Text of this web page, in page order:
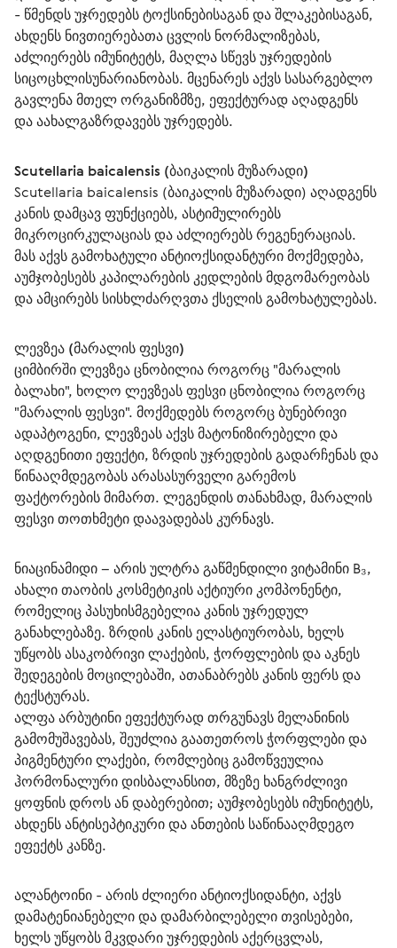
- წმენდს უჯრედებს ტოქსინებისაგან და შლაკებისაგან,
ახდენს ნივთიერებათა ცვლის ნორმალიზებას,
აძლიერებს იმუნიტეტს, მაღლა სწევს უჯრედების
სიცოცხლისუნარიანობას. მცენარეს აქვს სასარგებლო
გავლენა მთელ ორგანიზმზე, ეფექტურად აღადგენს
და აახალგაზრდავებს უჯრედებს.
Scutellaria baicalensis (ბაიკალის მუზარადი)
Scutellaria baicalensis (ბაიკალის მუზარადი) აღადგენს
კანის დამცავ ფუნქციებს, ასტიმულირებს
მიკროცირკულაციას და აძლიერებს რეგენერაციას.
მას აქვს გამოხატული ანტიოქსიდანტური მოქმედება,
აუმჯობესებს კაპილარების კედლების მდგომარეობას
და ამცირებს სისხლძარღვთა ქსელის გამოხატულებას.
ლევზეა (მარალის ფესვი)
ციმბირში ლევზეა ცნობილია როგორც "მარალის
ბალახი", ხოლო ლევზეას ფესვი ცნობილია როგორც
"მარალის ფესვი". მოქმედებს როგორც ბუნებრივი
ადაპტოგენი, ლევზეას აქვს მატონიზირებელი და
აღდგენითი ეფექტი, ზრდის უჯრედების გადარჩენას და
წინააღმდეგობას არასასურველი გარემოს
ფაქტორების მიმართ. ლეგენდის თანახმად, მარალის
ფესვი თოთხმეტი დაავადებას კურნავს.
ნიაცინამიდი – არის ულტრა გაწმენდილი ვიტამინი B₃,
ახალი თაობის კოსმეტიკის აქტიური კომპონენტი,
რომელიც პასუხისმგებელია კანის უჯრედულ
განახლებაზე. ზრდის კანის ელასტიურობას, ხელს
უწყობს ასაკობრივი ლაქების, ჭორფლების და აკნეს
შედეგების მოცილებაში, ათანაბრებს კანის ფერს და
ტექსტურას.
ალფა არბუტინი ეფექტურად თრგუნავს მელანინის
გამომუშავებას, შეუძლია გაათეთროს ჭორფლები და
პიგმენტური ლაქები, რომლებიც გამოწვეულია
ჰორმონალური დისბალანსით, მზეზე ხანგრძლივი
ყოფნის დროს ან დაბერებით; აუმჯობესებს იმუნიტეტს,
ახდენს ანტისეპტიკური და ანთების საწინააღმდეგო
ეფექტს კანზე.
ალანტოინი - არის ძლიერი ანტიოქსიდანტი, აქვს
დამატენიანებელი და დამარბილებელი თვისებები,
ხელს უწყობს მკვდარი უჯრედების აქერცვლას,